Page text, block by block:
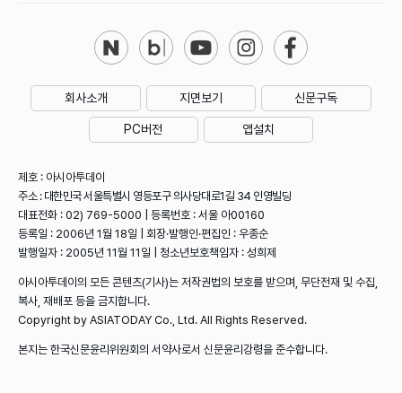
회사소개 지면보기 신문구독
PC버전 앱설치
제호 : 아시아투데이
주소 : 대한민국 서울특별시 영등포구 의사당대로1길 34 인영빌딩
대표전화 : 02) 769-5000 | 등록번호 : 서울 아00160
등록일 : 2006년 1월 18일 | 회장·발행인·편집인 : 우종순
발행일자 : 2005년 11월 11일 | 청소년보호책임자 : 성희제
아시아투데이의 모든 콘텐츠(기사)는 저작권법의 보호를 받으며, 무단전재 및 수집,
복사, 재배포 등을 금지합니다.
Copyright by ASIATODAY Co., Ltd. All Rights Reserved.
본지는 한국신문윤리위원회의 서약사로서 신문윤리강령을 준수합니다.